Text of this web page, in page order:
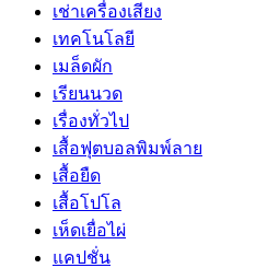
เช่าเครื่องเสียง
เทคโนโลยี
เมล็ดผัก
เรียนนวด
เรื่องทั่วไป
เสื้อฟุตบอลพิมพ์ลาย
เสื้อยืด
เสื้อโปโล
เห็ดเยื่อไผ่
แคปชั่น